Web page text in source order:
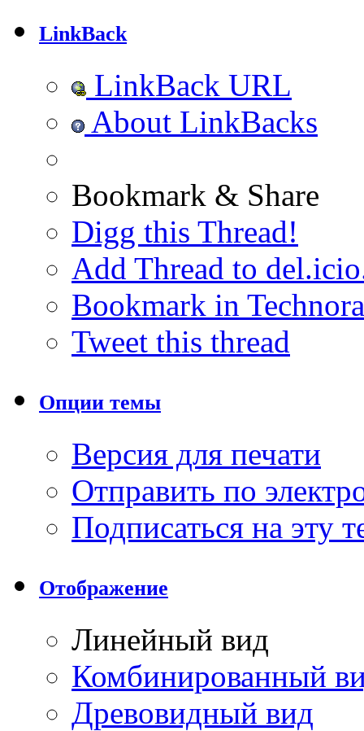
LinkBack
LinkBack URL
About LinkBacks
Bookmark & Share
Digg this Thread!
Add Thread to
Bookmark in
Tweet this thread
Опции темы
Версия для печати
Отправить по
Подписаться на эту
Отображение
Линейный вид
Комбинированный
Древовидный вид